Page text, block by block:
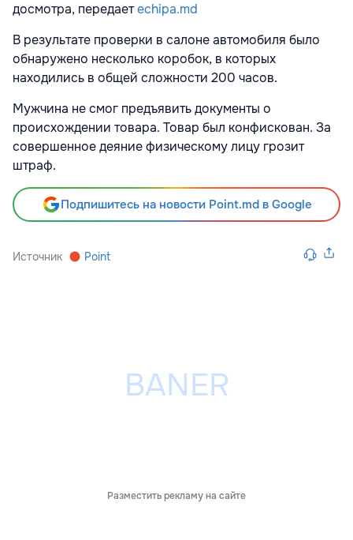
досмотра, передаетechipa.md
В результате проверки в салоне автомобиля было
обнаружено несколько коробок, в которых
находились в общей сложности 200 часов.
Мужчина не смог предъявить документы о
происхождении товара. Товар был конфискован. За
совершенное деяние физическому лицу грозит
штраф.
Подпишитесь на новости Point.md в Google
Источник Point
Разместить рекламу на сайте